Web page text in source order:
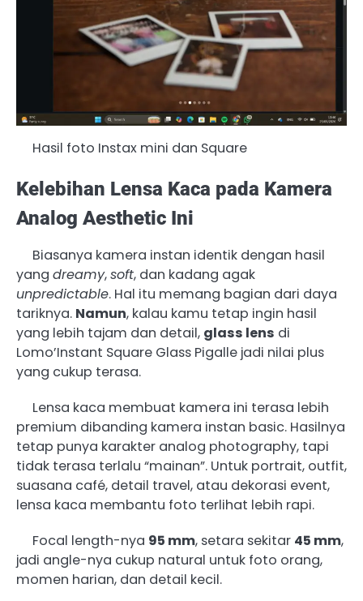
Hasil foto Instax mini dan Square
Kelebihan Lensa Kaca pada Kamera
Analog Aesthetic Ini
Biasanya kamera instan identik dengan hasil
yang dreamy,soft, dan kadang agak
unpredictable. Hal itu memang bagian dari daya
tariknya. Namun, kalau kamu tetap ingin hasil
yang lebih tajam dan detail, glass lens di
Lomo’Instant Square Glass Pigalle jadi nilai plus
yang cukup terasa.
Lensa kaca membuat kamera ini terasa lebih
premium dibanding kamera instan basic. Hasilnya
tetap punya karakter analog photography, tapi
tidak terasa terlalu “mainan”. Untuk portrait, outfit,
suasana café, detail travel, atau dekorasi event,
lensa kaca membantu foto terlihat lebih rapi.
Focal length-nya 95 mm, setara sekitar 45 mm,
jadi angle-nya cukup natural untuk foto orang,
momen harian, dan detail kecil.